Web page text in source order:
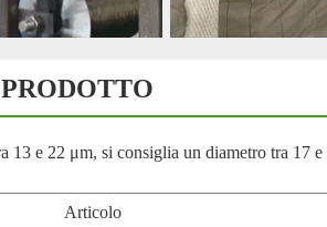
13 e 22 μm, si consiglia un diametro tra 17
Articolo